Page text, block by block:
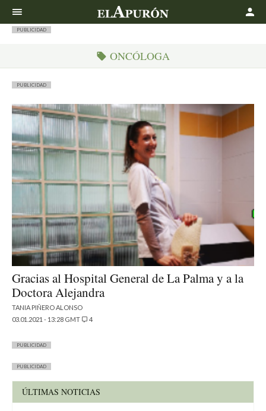
PUBLICIDAD
ONCÓLOGA
PUBLICIDAD
Gracias al Hospital General de La Palma y a la
Doctora Alejandra
TANIA PIÑERO ALONSO
03.01.2021 - 13:28 GMT
4
PUBLICIDAD
PUBLICIDAD
ÚLTIMAS NOTICIAS